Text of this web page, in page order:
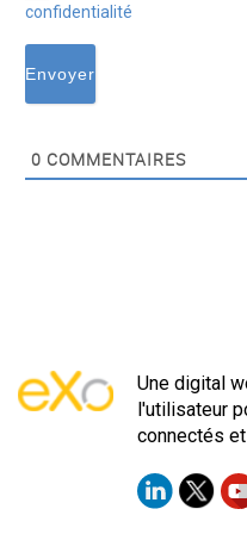
confidentialité
0 COMMENTAIRES
Une digital
l'utilisateur
connectés